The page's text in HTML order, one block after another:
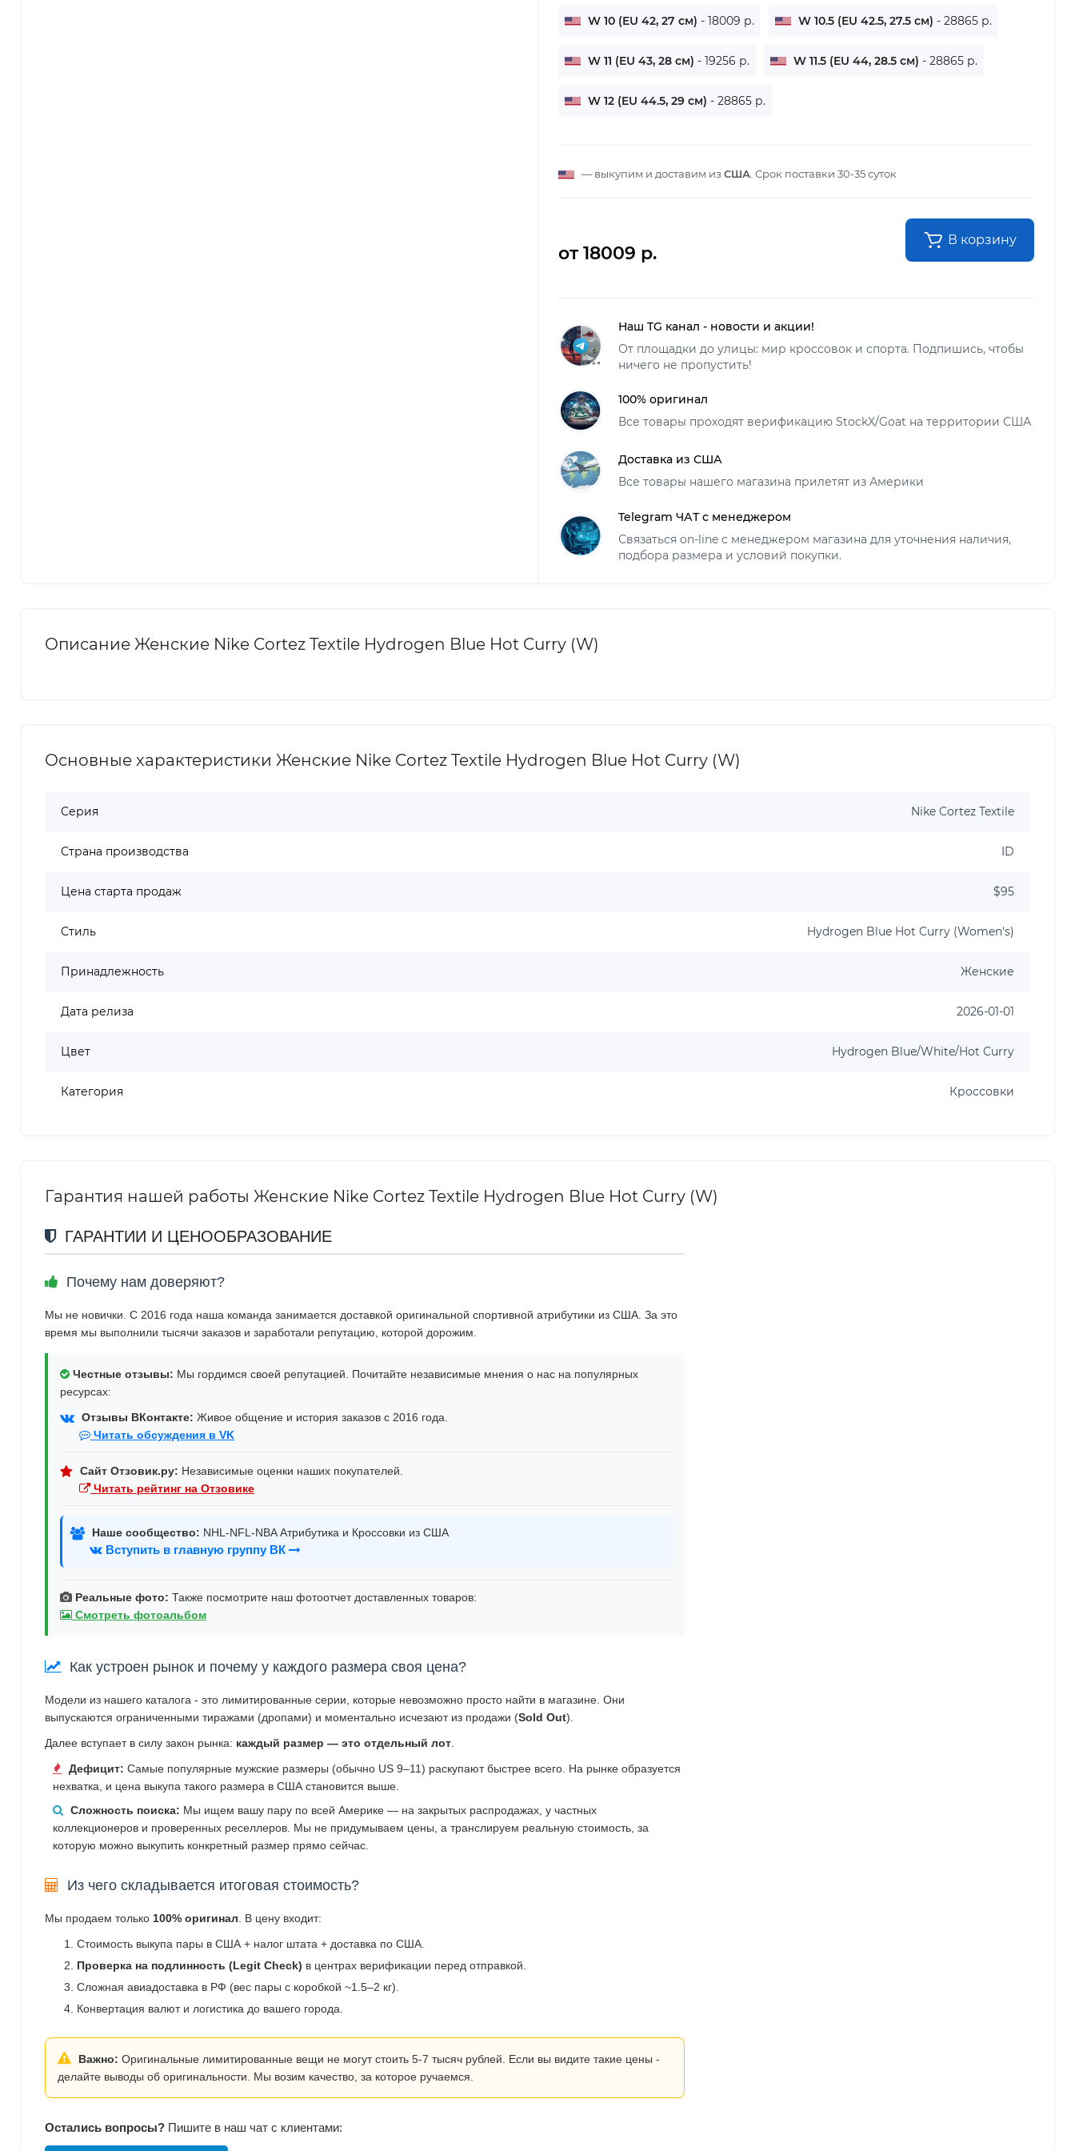
W 10 (EU 42, 27 см) - 18009 р. W 10.5 (EU 42.5, 27.5 см) - 28865 р.
W 11 (EU 43, 28 см) - 19256 р. W 11.5 (EU 44, 28.5 см) - 28865 р.
W 12 (EU 44.5, 29 см) - 28865 р.
— выкупим и доставим из США . Срок поставки 30-35 суток
от 18009 р.
В корзину
Наш TG канал - новости и акции!
От площадки до улицы: мир кроссовок и спорта. Подпишись, чтобы
ничего не пропустить!
100% оригинал
Все товары проходят верификацию StockX/Goat на территории США
Доставка из США
Все товары нашего магазина прилетят из Америки
Telegram ЧАТ с менеджером
Связаться on-line с менеджером магазина для уточнения наличия,
подбора размера и условий покупки.
Описание Женские Nike Cortez Textile Hydrogen Blue Hot Curry (W)
Основные характеристики Женские Nike Cortez Textile Hydrogen Blue Hot Curry (W)
Серия Nike Cortez Textile
Страна производства ID
Цена старта продаж $95
Стиль Hydrogen Blue Hot Curry (Women's)
Принадлежность Женские
Дата релиза 2026-01-01
Цвет Hydrogen Blue/White/Hot Curry
Категория Кроссовки
Гарантия нашей работы Женские Nike Cortez Textile Hydrogen Blue Hot Curry (W)
ГАРАНТИИ И ЦЕНООБРАЗОВАНИЕ
Почему нам доверяют?
Мы не новички. С 2016 года наша команда занимается доставкой оригинальной спортивной атрибутики из США. За это
время мы выполнили тысячи заказов и заработали репутацию, которой дорожим.
Честные отзывы: Мы гордимся своей репутацией. Почитайте независимые мнения о нас на популярных
ресурсах:
Отзывы ВКонтакте: Живое общение и история заказов с 2016 года.
Читать обсуждения в VK
Сайт Отзовик.ру: Независимые оценки наших покупателей.
Читать рейтинг на Отзовике
Наше сообщество: NHL-NFL-NBA Атрибутика и Кроссовки из США
Вступить в главную группу ВК
Реальные фото: Также посмотрите наш фотоотчет доставленных товаров:
Смотреть фотоальбом
Как устроен рынок и почему у каждого размера своя цена?
Модели из нашего каталога - это лимитированные серии, которые невозможно просто найти в магазине. Они
выпускаются ограниченными тиражами (дропами) и моментально исчезают из продажи (Sold Out).
Далее вступает в силу закон рынка: каждый размер — это отдельный лот
Дефицит: Самые популярные мужские размеры (обычно US 9–11) раскупают быстрее всего. На рынке образуется
нехватка, и цена выкупа такого размера в США становится выше.
Сложность поиска: Мы ищем вашу пару по всей Америке — на закрытых распродажах, у частных
коллекционеров и проверенных реселлеров. Мы не придумываем цены, а транслируем реальную стоимость, за
которую можно выкупить конкретный размер прямо сейчас.
Из чего складывается итоговая стоимость?
Мы продаем только 100% оригинал . В цену входит:
Стоимость выкупа пары в США + налог штата + доставка по США.
Проверка на подлинность (Legit Check) в центрах верификации перед отправкой.
Сложная авиадоставка в РФ (вес пары с коробкой ~1.5–2 кг).
Конвертация валют и логистика до вашего города.
Важно: Оригинальные лимитированные вещи не могут стоить 5-7 тысяч рублей. Если вы видите такие цены -
делайте выводы об оригинальности. Мы возим качество, за которое ручаемся.
Остались вопросы? Пишите в наш чат с клиентами: